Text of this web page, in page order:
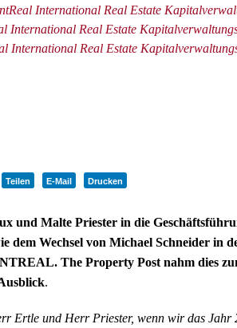
International Real Estate
International Real Estate
International Real Estate
Teilen E-Mail Drucken
und Malte Priester in die
dem Wechsel von Michael Schneider in
The Property Post nahm dies
.
Ertle und Herr Priester, wenn wir das Jahr